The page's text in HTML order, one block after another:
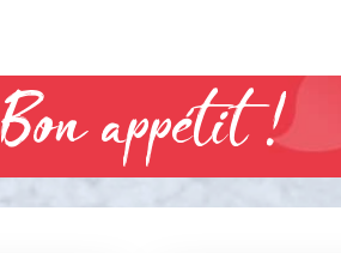
appétit !